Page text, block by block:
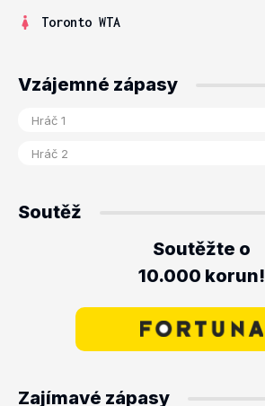
Toronto WTA
Vzájemné zápasy
Soutěž
Soutěžte o
10.000 korun!
Zajímavé zápasy